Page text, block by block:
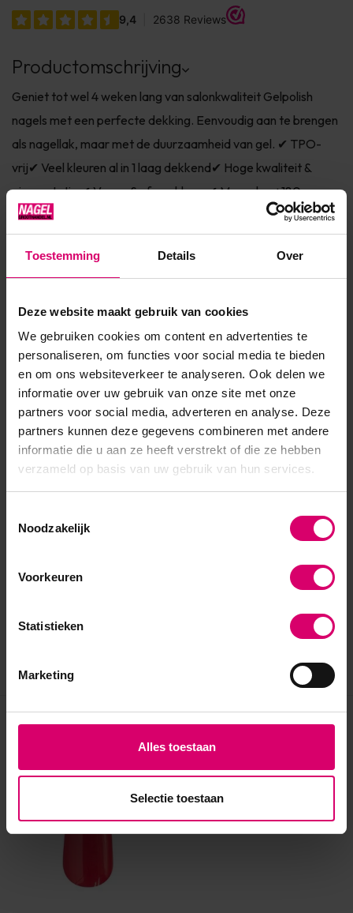
Toestemming Details Over
Deze website maakt gebruik van cookies
We gebruiken cookies om content en advertenties te
personaliseren, om functies voor social media te bieden
en om ons websiteverkeer te analyseren. Ook delen we
informatie over uw gebruik van onze site met onze
partners voor social media, adverteren en analyse. Deze
partners kunnen deze gegevens combineren met andere
informatie die u aan ze heeft verstrekt of die ze hebben
verzameld op basis van uw gebruik van hun services.
Noodzakelijk
Voorkeuren
Statistieken
Marketing
Alles toestaan
Selectie toestaan
Productomschrijving
Geniet tot wel 4 weken lang van salonkwaliteit Gelpolish
nagels met een perfecte dekking. Eenvoudig aan te brengen
als nagellak, maar met de duurzaamheid van gel. ✔ TPO-
vrij✔ Veel kleuren al in 1 laag dekkend✔ Hoge kwaliteit &
pigmentatie ✔ Vegan & afweekbaar✔ Meer dan +180
kleuren & effecten✔ Kies hier jouw topcoats voor d...
Toon meer
Artikelnummer 47674
SKU 601136
Eerder bekeken